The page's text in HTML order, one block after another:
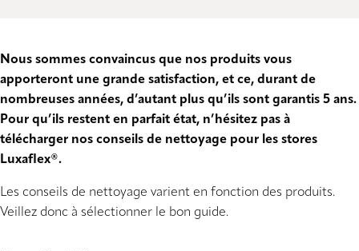
Nous sommes convaincus que nos produits vous
apporteront une grande satisfaction, et ce, durant de
nombreuses années, d’autant plus qu’ils sont garantis 5 ans.
Pour qu’ils restent en parfait état, n’hésitez pas à
télécharger nos conseils de nettoyage pour les stores
Luxaflex®.
Les conseils de nettoyage varient en fonction des produits.
Veillez donc à sélectionner le bon guide.